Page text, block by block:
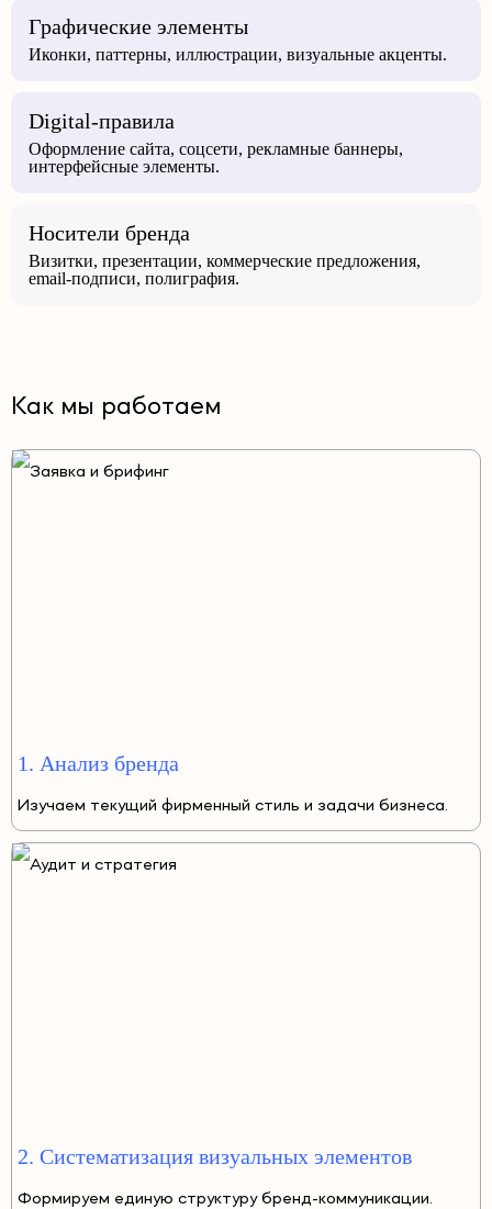
Графические элементы
Иконки, паттерны, иллюстрации, визуальные акценты.
Digital-правила
Оформление сайта, соцсети, рекламные баннеры,
интерфейсные элементы.
Носители бренда
Визитки, презентации, коммерческие предложения,
email-подписи, полиграфия.
Как мы работаем
1. Анализ бренда
Изучаем текущий фирменный стиль и задачи бизнеса.
2. Систематизация визуальных элементов
Формируем единую структуру бренд-коммуникации.